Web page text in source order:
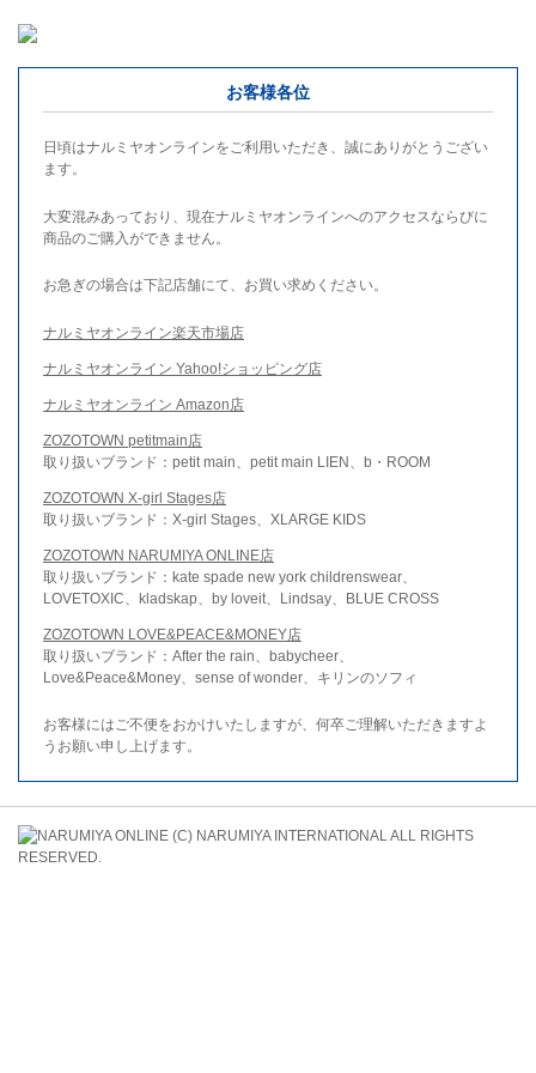
お客様各位
日頃はナルミヤオンラインをご利用いただき、誠にありがとうござい
ます。
大変混みあっており、現在ナルミヤオンラインへのアクセスならびに
商品のご購入ができません。
お急ぎの場合は下記店舗にて、お買い求めください。
ナルミヤオンライン楽天市場店
ナルミヤオンライン Yahoo!ショッピング店
ナルミヤオンライン Amazon店
ZOZOTOWN petitmain店
取り扱いブランド：petit main、petit main LIEN、b・ROOM
ZOZOTOWN X-girl Stages店
取り扱いブランド：X-girl Stages、XLARGE KIDS
ZOZOTOWN NARUMIYA ONLINE店
取り扱いブランド：kate spade new york childrenswear、
LOVETOXIC、kladskap、by loveit、Lindsay、BLUE CROSS
ZOZOTOWN LOVE&PEACE&MONEY店
取り扱いブランド：After the rain、babycheer、
Love&Peace&Money、sense of wonder、キリンのソフィ
お客様にはご不便をおかけいたしますが、何卒ご理解いただきますよ
うお願い申し上げます。